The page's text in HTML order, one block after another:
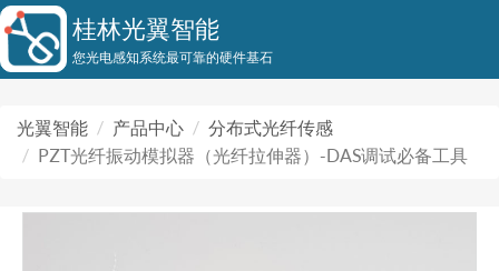
桂林光翼智能
您光电感知系统最可靠的硬件基石
光翼智能 产品中心
分布式光纤传感
PZT光纤振动模拟器（光纤拉伸器）-DAS调试必备工具